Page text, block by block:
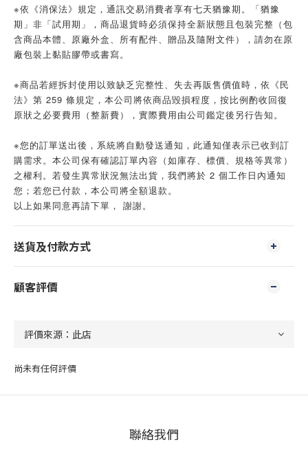
※依《消保法》規定，通訊交易消費者享有七天猶豫期。「猶豫
期」非「試用期」，商品退貨時必須保持全新狀態且包裝完整（包
含商品本體、原廠外盒、所有配件、贈品及隨附文件），請勿在原
廠包裝上黏貼膠帶或書寫。
※商品若經拆封使用以致缺乏完整性、失去再販售價值時，依《民
法》第 259 條規定，本公司將依商品毀損程度，按比例酌收回復
原狀之必要費用（整新費），實際費用由公司鑑定後另行告知。
※您的訂單送出後，系統將自動發送通知，此通知僅表示已收到訂
購需求。本公司保有確認訂單內容（如庫存、標價、規格等異常）
之權利。若發生異常狀況無法出貨，我們將於 2 個工作日內通知
您；若您已付款，本公司將全額退款。
以上如果同意再請下單， 謝謝。
送貨及付款方式
顧客評價
尚未有任何評價
聯絡我們